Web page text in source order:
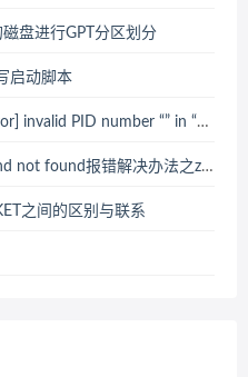
盘进行GPT分区划分
启动脚本
“” in “/usr/local/nginx/logs/nginx.pid” 解决办法
报错解决办法之zabbix_get 安装
之间的区别与联系